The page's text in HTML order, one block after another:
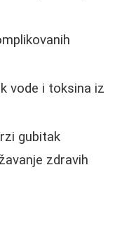
vode i toksina iz
gubitak
zdravih